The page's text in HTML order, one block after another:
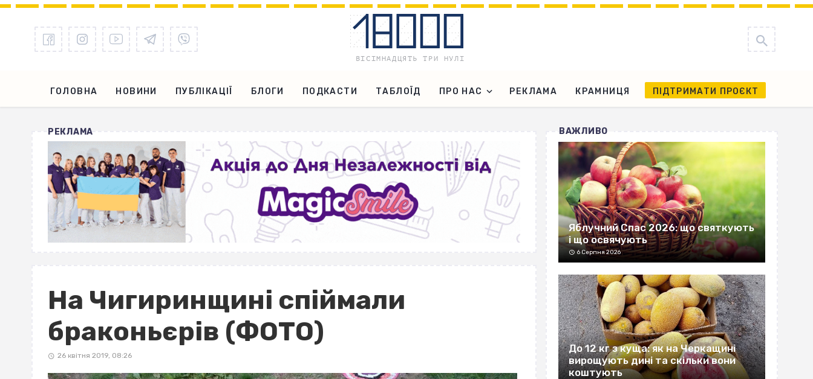
ГОЛОВНА НОВИНИ ПУБЛІКАЦІЇ БЛОГИ ПОДКАСТИ ТАБЛОЇД ПРО НАС РЕКЛАМА КРАМНИЦЯ ПІДТРИМАТИ ПРОЄКТ
РЕКЛАМА
На Чигиринщині спіймали
браконьєрів (ФОТО)
26 квітня 2019, 08:26
ВАЖЛИВО
Яблучний Спас 2026: що святкують
і що освячують
6 Серпня 2026
До 12 кг з куща: як на Черкащині
вирощують дині та скільки вони
коштують